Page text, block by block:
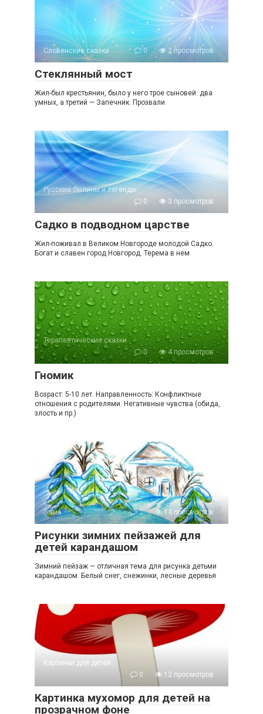
Словенские сказки 0 2 просмотров
Стеклянный мост
Жил-был крестьянин, было у него трое сыновей: два
умных, а третий — Запечник. Прозвали
Русские былины и легенды
0
3 просмотров
Садко в подводном царстве
Жил-поживал в Великом Новгороде молодой Садко.
Богат и славен город Новгород. Терема в нем
Терапевтические сказки
0
4 просмотров
Гномик
Возраст: 5-10 лет. Направленность: Конфликтные
отношения с родителями. Негативные чувства (обида,
злость и пр.)
Зима 0 14 просмотров
Рисунки зимних пейзажей для
детей карандашом
Зимний пейзаж — отличная тема для рисунка детьми
карандашом. Белый снег, снежинки, лесные деревья
Картинки для детей
0
12 просмотров
Картинка мухомор для детей на
прозрачном фоне